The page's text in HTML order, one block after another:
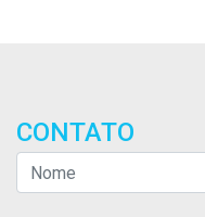
CONTATO